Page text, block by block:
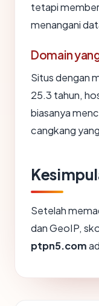
tetapi
menangani
Domain
Situs dengan
25.3 tahun,
biasanya
cangkang
Setelah
dan GeoIP,
ptpn5.com